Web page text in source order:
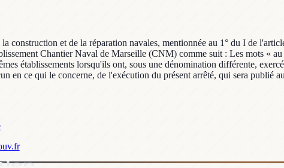
construction et de la réparation navales, mentionnée au 1° du I de
Chantier Naval de Marseille (CNM) comme suit : Les mots «
établissements lorsqu'ils ont, sous une dénomination différente,
en ce qui le concerne, de l'exécution du présent arrêté, qui sera publié